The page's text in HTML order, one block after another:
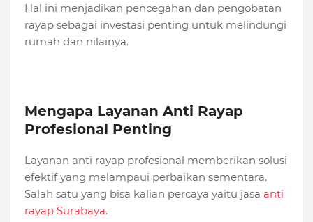
Hal ini menjadikan pencegahan dan pengobatan
rayap sebagai investasi penting untuk melindungi
rumah dan nilainya.
Mengapa Layanan Anti Rayap
Profesional Penting
Layanan anti rayap profesional memberikan solusi
efektif yang melampaui perbaikan sementara.
Salah satu yang bisa kalian percaya yaitu jasa anti
rayap Surabaya.